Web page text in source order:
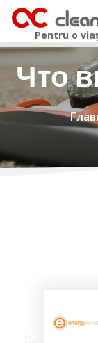
Pentru o
Что